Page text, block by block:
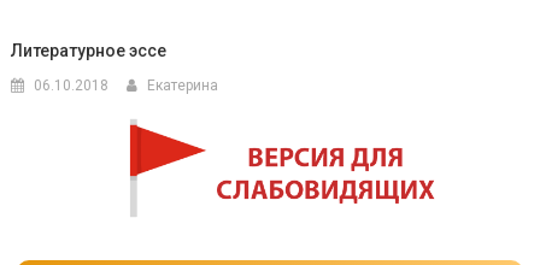
Литературное эссе
06.10.2018 Екатерина